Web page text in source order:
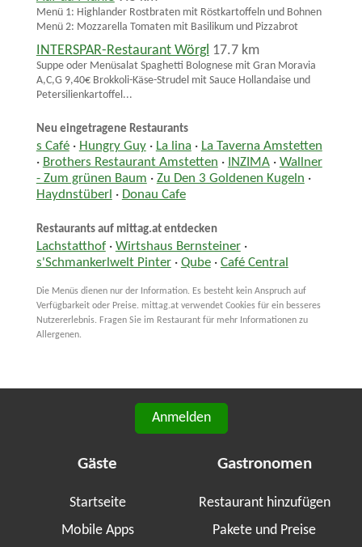
Menü 1: Highlander Rostbraten mit Röstkartoffeln und Bohnen
Menü 2: Mozzarella Tomaten mit Basilikum und Pizzabrot
INTERSPAR-Restaurant Wörgl 17.7 km
Suppe oder Menüsalat Spaghetti Bolognese mit Gran Moravia
A,C,G 9,40€ Brokkoli-Käse-Strudel mit Sauce Hollandaise und
Petersilienkartoffel...
Neu eingetragene Restaurants
s Café· Hungry Guy· La lina · La Taverna Amstetten
· Brothers Restaurant Amstetten · INZIMA· Wallner
- Zum grünen Baum · Zu Den 3 Goldenen Kugeln ·
Haydnstüberl · Donau Cafe
Restaurants auf mittag.at entdecken
Lachstatthof· Wirtshaus Bernsteiner·
s'Schmankerlwelt Pinter· Qube· Café Central
Die Menüs dienen nur der Information. Es besteht kein Anspruch auf
Verfügbarkeit oder Preise. mittag.at verwendet Cookies für ein besseres
Nutzererlebnis. Fragen Sie im Restaurant für mehr Informationen zu
Allergenen.
Anmelden
Gäste
Startseite
Mobile Apps
Gastronomen
Restaurant hinzufügen
Pakete und Preise